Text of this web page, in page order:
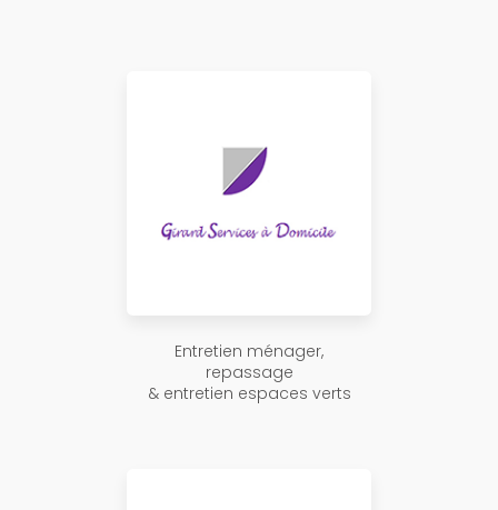
Entretien ménager,
repassage
& entretien espaces verts